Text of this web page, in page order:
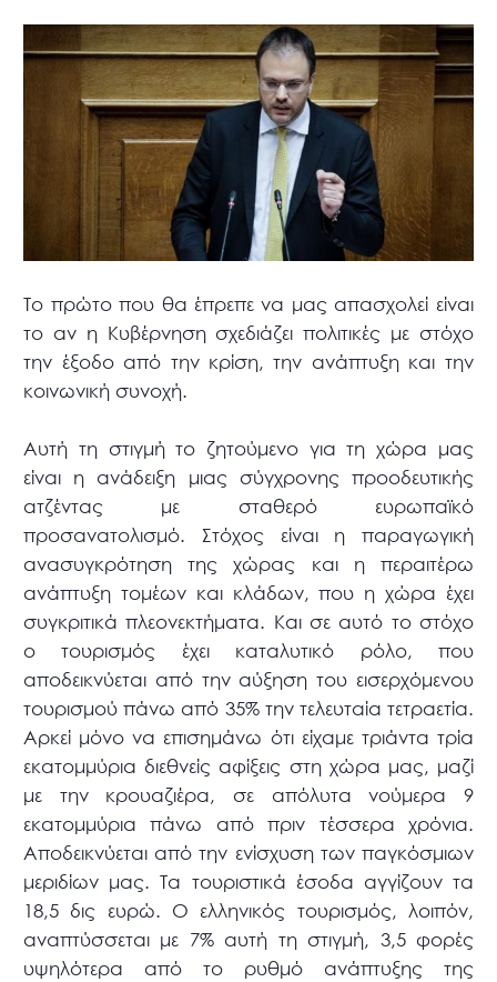
Το πρώτο που θα έπρεπε να μας απασχολεί είναι
το αν η Κυβέρνηση σχεδιάζει πολιτικές με στόχο
την έξοδο από την κρίση, την ανάπτυξη και την
κοινωνική συνοχή.
Αυτή τη στιγμή το ζητούμενο για τη χώρα μας
είναι η ανάδειξη μιας σύγχρονης προοδευτικής
ατζέντας με σταθερό ευρωπαϊκό
προσανατολισμό. Στόχος είναι η παραγωγική
ανασυγκρότηση της χώρας και η περαιτέρω
ανάπτυξη τομέων και κλάδων, που η χώρα έχει
συγκριτικά πλεονεκτήματα. Και σε αυτό το στόχο
ο τουρισμός έχει καταλυτικό ρόλο, που
αποδεικνύεται από την αύξηση του εισερχόμενου
τουρισμού πάνω από 35% την τελευταία τετραετία.
Αρκεί μόνο να επισημάνω ότι είχαμε τριάντα τρία
εκατομμύρια διεθνείς αφίξεις στη χώρα μας, μαζί
με την κρουαζιέρα, σε απόλυτα νούμερα 9
εκατομμύρια πάνω από πριν τέσσερα χρόνια.
Αποδεικνύεται από την ενίσχυση των παγκόσμιων
μεριδίων μας. Τα τουριστικά έσοδα αγγίζουν τα
18,5 δις ευρώ. Ο ελληνικός τουρισμός, λοιπόν,
αναπτύσσεται με 7% αυτή τη στιγμή, 3,5 φορές
υψηλότερα από το ρυθμό ανάπτυξης της